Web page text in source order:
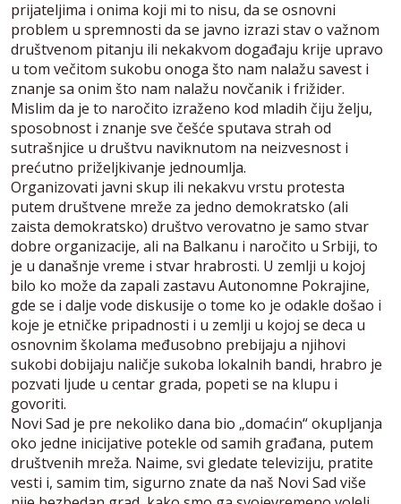
prijateljima i onima koji mi to nisu, da se osnovni
problem u spremnosti da se javno izrazi stav o važnom
društvenom pitanju ili nekakvom događaju krije upravo
u tom večitom sukobu onoga što nam nalažu savest i
znanje sa onim što nam nalažu novčanik i frižider.
Mislim da je to naročito izraženo kod mladih čiju želju,
sposobnost i znanje sve češće sputava strah od
sutrašnjice u društvu naviknutom na neizvesnost i
prećutno priželjkivanje jednoumlja.
Organizovati javni skup ili nekakvu vrstu protesta
putem društvene mreže za jedno demokratsko (ali
zaista demokratsko) društvo verovatno je samo stvar
dobre organizacije, ali na Balkanu i naročito u Srbiji, to
je u današnje vreme i stvar hrabrosti. U zemlji u kojoj
bilo ko može da zapali zastavu Autonomne Pokrajine,
gde se i dalje vode diskusije o tome ko je odakle došao i
koje je etničke pripadnosti i u zemlji u kojoj se deca u
osnovnim školama međusobno prebijaju a njihovi
sukobi dobijaju naličje sukoba lokalnih bandi, hrabro je
pozvati ljude u centar grada, popeti se na klupu i
govoriti.
Novi Sad je pre nekoliko dana bio „domaćin“ okupljanja
oko jedne inicijative potekle od samih građana, putem
društvenih mreža. Naime, svi gledate televiziju, pratite
vesti i, samim tim, sigurno znate da naš Novi Sad više